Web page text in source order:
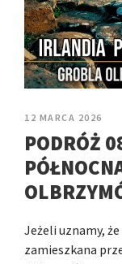
12 MARCA 2026
PODRÓŻ
Jeżeli uznamy,
zamieszkana